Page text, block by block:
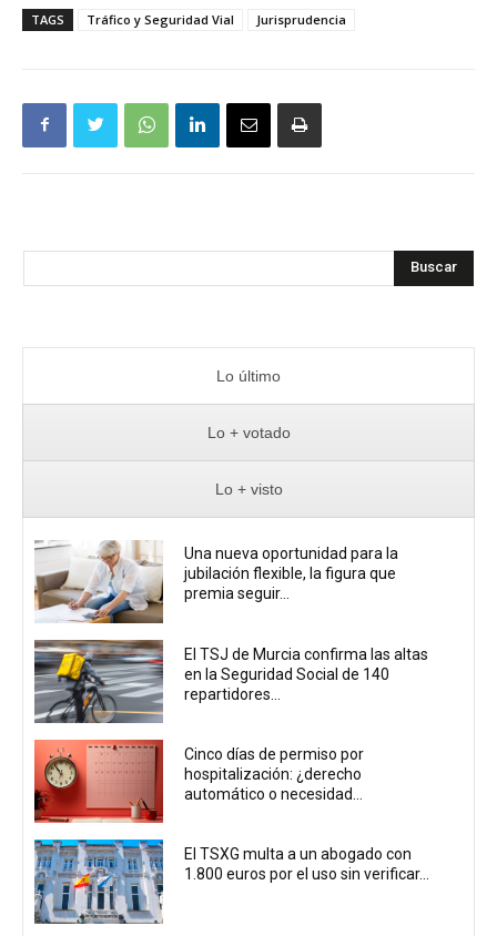
TAGS Tráfico y Seguridad Vial Jurisprudencia
Buscar
Lo último
Lo + votado
Lo + visto
Una nueva oportunidad para la
jubilación flexible, la figura que
premia seguir...
El TSJ de Murcia confirma las altas
en la Seguridad Social de 140
repartidores...
Cinco días de permiso por
hospitalización: ¿derecho
automático o necesidad...
El TSXG multa a un abogado con
1.800 euros por el uso sin verificar...